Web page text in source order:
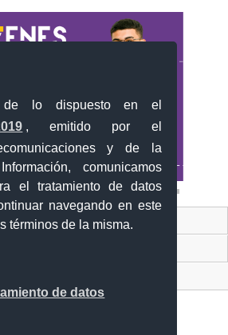
de lo dispuesto en el
, emitido por el
y de la
comunicamos
el tratamiento de datos
navegando en este
términos de la misma.
de datos
Ciudadano Digital